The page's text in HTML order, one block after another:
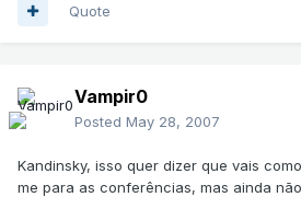
Quote
Vampir0
Posted May 28, 2007
Kandinsky, isso quer dizer que vais
me para as conferências, mas ainda